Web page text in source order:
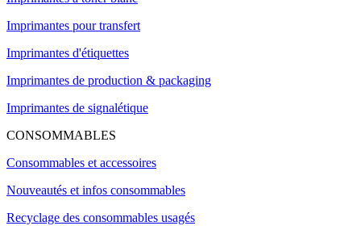
Imprimantes pour transfert
Imprimantes d'étiquettes
Imprimantes de production & packaging
Imprimantes de signalétique
CONSOMMABLES
Consommables et accessoires
Nouveautés et infos consommables
Recyclage des consommables usagés